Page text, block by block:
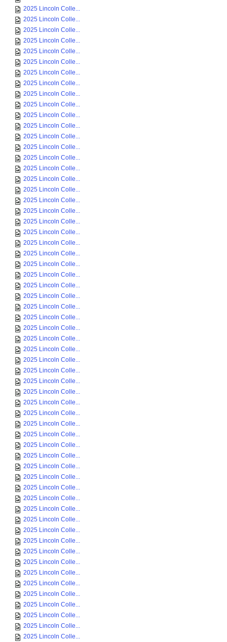
2025 Lincoln Colle...
2025 Lincoln Colle...
2025 Lincoln Colle...
2025 Lincoln Colle...
2025 Lincoln Colle...
2025 Lincoln Colle...
2025 Lincoln Colle...
2025 Lincoln Colle...
2025 Lincoln Colle...
2025 Lincoln Colle...
2025 Lincoln Colle...
2025 Lincoln Colle...
2025 Lincoln Colle...
2025 Lincoln Colle...
2025 Lincoln Colle...
2025 Lincoln Colle...
2025 Lincoln Colle...
2025 Lincoln Colle...
2025 Lincoln Colle...
2025 Lincoln Colle...
2025 Lincoln Colle...
2025 Lincoln Colle...
2025 Lincoln Colle...
2025 Lincoln Colle...
2025 Lincoln Colle...
2025 Lincoln Colle...
2025 Lincoln Colle...
2025 Lincoln Colle...
2025 Lincoln Colle...
2025 Lincoln Colle...
2025 Lincoln Colle...
2025 Lincoln Colle...
2025 Lincoln Colle...
2025 Lincoln Colle...
2025 Lincoln Colle...
2025 Lincoln Colle...
2025 Lincoln Colle...
2025 Lincoln Colle...
2025 Lincoln Colle...
2025 Lincoln Colle...
2025 Lincoln Colle...
2025 Lincoln Colle...
2025 Lincoln Colle...
2025 Lincoln Colle...
2025 Lincoln Colle...
2025 Lincoln Colle...
2025 Lincoln Colle...
2025 Lincoln Colle...
2025 Lincoln Colle...
2025 Lincoln Colle...
2025 Lincoln Colle...
2025 Lincoln Colle...
2025 Lincoln Colle...
2025 Lincoln Colle...
2025 Lincoln Colle...
2025 Lincoln Colle...
2025 Lincoln Colle...
2025 Lincoln Colle...
2025 Lincoln Colle...
2025 Lincoln Colle...